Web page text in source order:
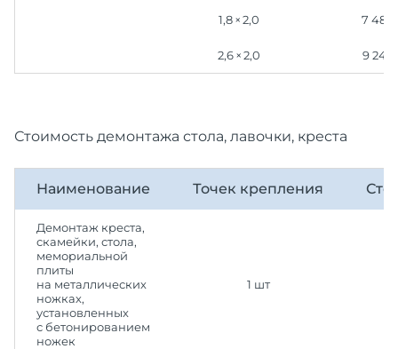
1,8 × 2,0 7 480
2,6 × 2,0 9 240
Стоимость демонтажа стола, лавочки, креста
Наименование Точек крепления
Демонтаж креста,
скамейки, стола,
мемориальной
плиты
на металлических
ножках,
установленных
с бетонированием
ножек
1 шт